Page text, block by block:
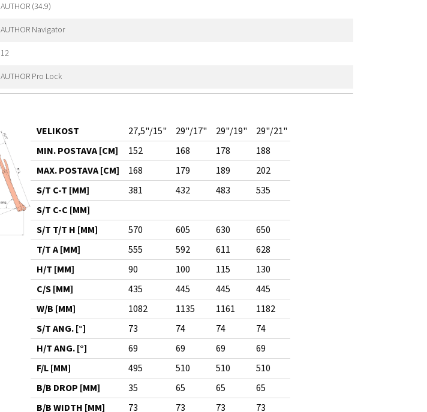
AUTHOR (34.9)
AUTHOR Navigator
12
AUTHOR Pro Lock
VELIKOST 27,5"/15" 29"/17" 29"/19"
29"/21"
MIN. POSTAVA [CM]
152 168 178
188
MAX. POSTAVA [CM]
168 179 189
202
S/T C-T [MM]
381 432 483
535
S/T C-C [MM]
S/T T/T H [MM]
570 605 630
650
T/T A [MM]
555 592 611
628
H/T [MM]
90 100 115
130
C/S [MM]
435 445 445
445
W/B [MM]
1082 1135 1161
1182
S/T ANG. [°]
73 74 74
74
H/T ANG. [°]
69 69 69
69
F/L [MM]
495 510 510
510
B/B DROP [MM]
35 65 65
65
B/B WIDTH [MM]
73 73 73 73